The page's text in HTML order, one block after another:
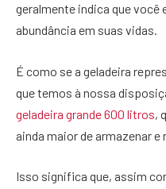
geralmente indica que você
abundância em suas vidas.
É como se a geladeira
que temos à nossa
geladeira grande 600 litros,
ainda maior de armazenar e
Isso significa que, assim